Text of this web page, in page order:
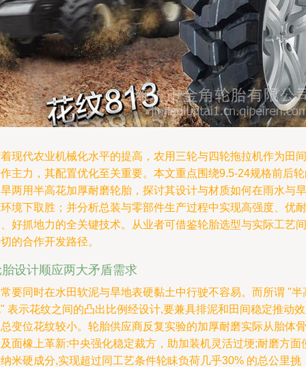
现代农业机械化水平的提高，农用三轮与四轮拖拉机作为田间
主力，其配置优化至关重要。本文重点围绕9.5-24规格前后
两用半高花加厚耐磨轮胎，探讨其设计与材质如何在雨水与旱
境下取胜；并分析总装与零部件生产过程中实现高强度、优耐
好抓地力的全关键技术。从业者可借鉴轮胎选型与实际工艺间
的合作开发路径。
设计顺应两大矛盾需求
要同时在水田软泥与旱地表硬黏土中行驶不容易。而所谓 "半
表示花纹之间的凸出比例经设计,要兼具排泥和田间稳定推动
变位花纹较小。轮胎供应商反复实验的加厚耐磨实际从胎体骨
面橡上革新:中央强化稳定裁方，助加装机灵活过埂;耐磨方面
米硬成分,实现超过同工艺条件轮眛负荷几乎30% 的总公里挑